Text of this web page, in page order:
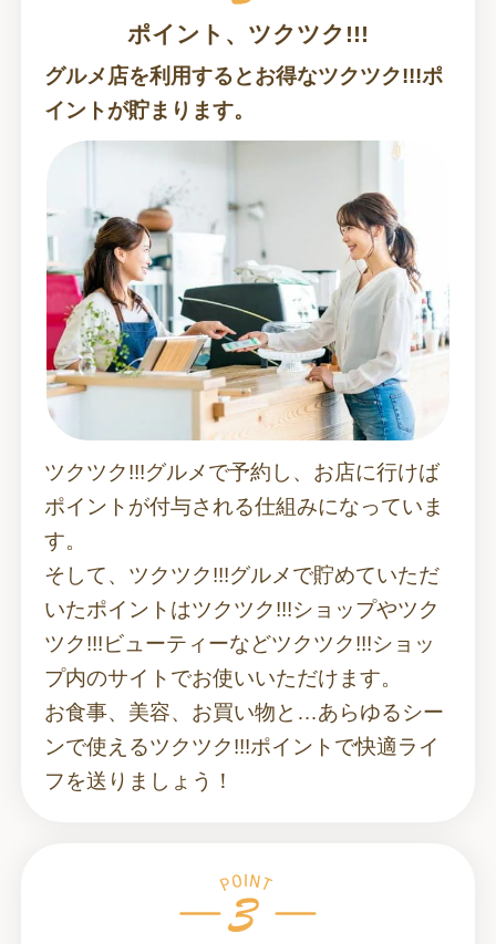
ポイント、ツクツク!!!
グルメ店を利用するとお得なツクツク!!!ポ
イントが貯まります。
ツクツク!!!グルメで予約し、お店に行けば
ポイントが付与される仕組みになっていま
す。
そして、ツクツク!!!グルメで貯めていただ
いたポイントはツクツク!!!ショップやツク
ツク!!!ビューティーなどツクツク!!!ショッ
プ内のサイトでお使いいただけます。
お食事、美容、お買い物と…あらゆるシー
ンで使えるツクツク!!!ポイントで快適ライ
フを送りましょう！